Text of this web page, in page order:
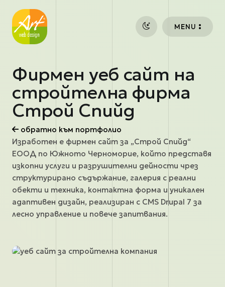
MENU
Фирмен уеб сайт на
стройтелна фирма
Строй Спийд
обратно към портфолио
Изработен е фирмен сайт за „Строй Спийд“
ЕООД по Южното Черноморие, който представя
изкопни услуги и разрушителни дейности чрез
структурирано съдържание, галерия с реални
обекти и техника, контактна форма и уникален
адаптивен дизайн, реализиран с CMS Drupal 7 за
лесно управление и повече запитвания.